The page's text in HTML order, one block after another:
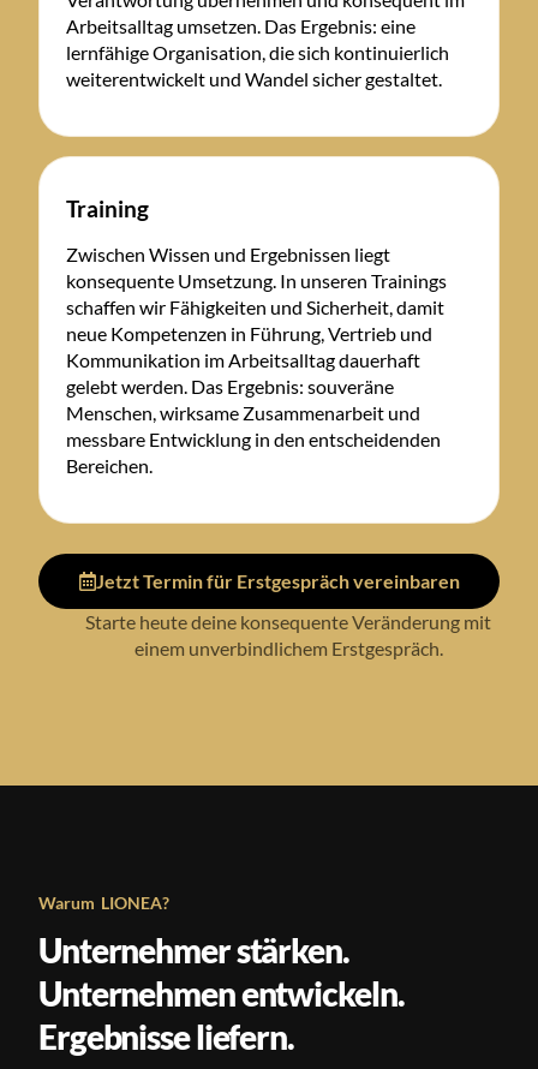
Arbeitsalltag umsetzen. Das Ergebnis: eine
lernfähige Organisation, die sich kontinuierlich
weiterentwickelt und Wandel sicher gestaltet.
Training
Zwischen Wissen und Ergebnissen liegt
konsequente Umsetzung. In unseren Trainings
schaffen wir Fähigkeiten und Sicherheit, damit
neue Kompetenzen in Führung, Vertrieb und
Kommunikation im Arbeitsalltag dauerhaft
gelebt werden. Das Ergebnis: souveräne
Menschen, wirksame Zusammenarbeit und
messbare Entwicklung in den entscheidenden
Bereichen.
Jetzt Termin für Erstgespräch vereinbaren
Starte heute deine konsequente Veränderung mit
einem unverbindlichem Erstgespräch.
Warum LIONEA?
Unternehmer stärken.
Unternehmen entwickeln.
Ergebnisse liefern.